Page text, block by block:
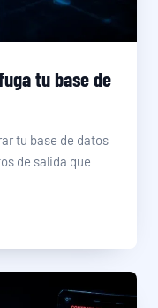
tu base de
tu base de datos
de salida que